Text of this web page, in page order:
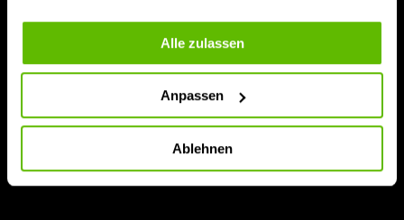
Alle zulassen
Anpassen
Ablehnen